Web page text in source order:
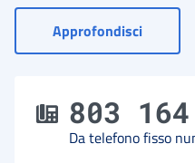
Approfondisci- Vai a
803 164
Da telefono fisso